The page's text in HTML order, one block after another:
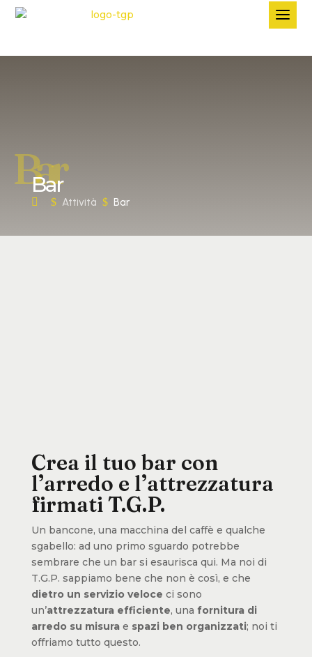
Bar
Bar
$ Attività $ Bar
Crea il tuo bar con
l’arredo e l’attrezzatura
firmati T.G.P.
Un bancone, una macchina del caffè e qualche
sgabello: ad uno primo sguardo potrebbe
sembrare che un bar si esaurisca qui. Ma noi di
T.G.P. sappiamo bene che non è così, e che
dietro un servizio veloce ci sono
un’attrezzatura efficiente, una fornitura di
arredo su misurae spazi ben organizzati; noi ti
offriamo tutto questo.